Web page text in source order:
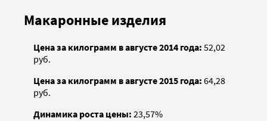
Макаронные изделия
Цена за килограмм в августе 2014 года: 52,02
руб.
Цена за килограмм в августе 2015 года: 64,28
руб.
Динамика роста цены: 23,57%